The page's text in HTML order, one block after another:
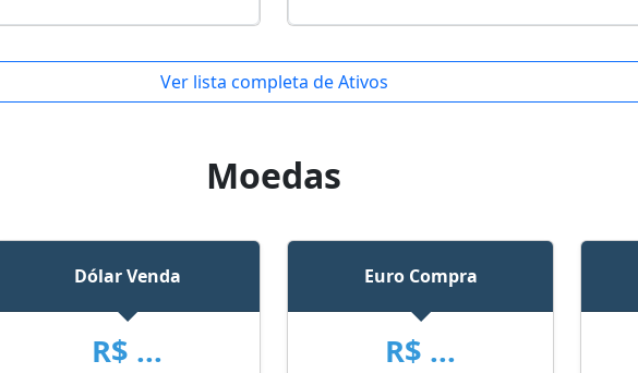
Ver lista completa de Ativos
Moedas
Dólar Venda
R$ ...
Euro Compra
R$ ...